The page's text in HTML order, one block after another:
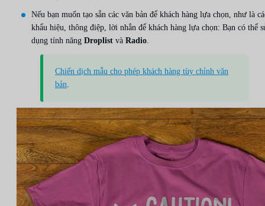
Nếu bạn muốn tạo sẵn các văn bản để khách hàng lựa chọn, như là
khẩu hiệu, thông điệp, lời nhắn để khách hàng lựa chọn: Bạn có thể
dụng tính năng Droplist và Radio.
Chiến dịch mẫu cho phép khách hàng tùy chỉnh văn
bản.